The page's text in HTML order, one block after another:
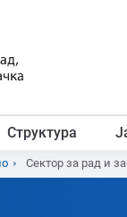
Структура
Сектор за рад и